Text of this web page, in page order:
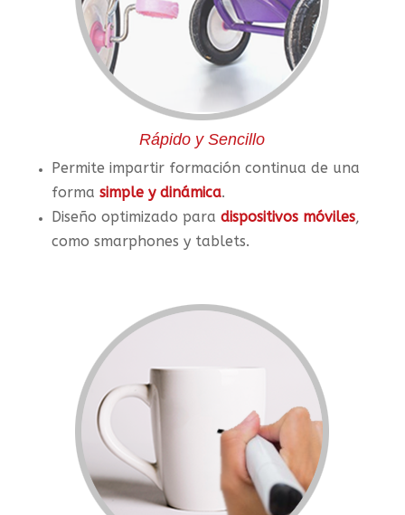
Rápido y Sencillo
Permite impartir formación continua de una
forma simple y dinámica.
Diseño optimizado para dispositivos móviles,
como smarphones y tablets.